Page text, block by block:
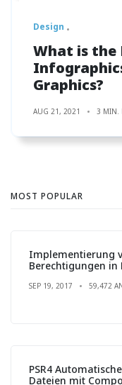
Design
What is the
Graphics?
AUG 21, 2021 3 MIN.
MOST POPULAR
Implementierung
Berechtigungen in
SEP 19, 2017 59,472
PSR4
Dateien mit